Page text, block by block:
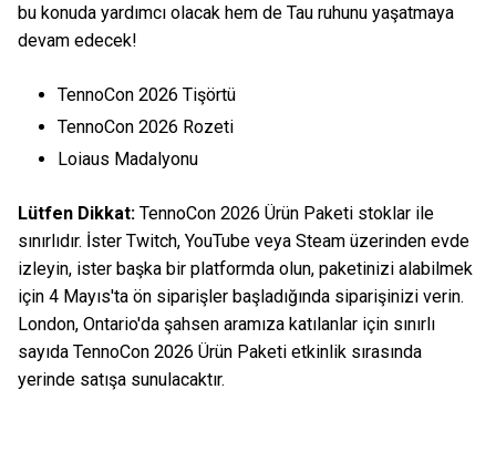
bu konuda yardımcı olacak hem de Tau ruhunu yaşatmaya
devam edecek!
TennoCon 2026 Tişörtü
TennoCon 2026 Rozeti
Loiaus Madalyonu
Lütfen Dikkat: TennoCon 2026 Ürün Paketi stoklar ile
sınırlıdır. İster Twitch, YouTube veya Steam üzerinden evde
izleyin, ister başka bir platformda olun, paketinizi alabilmek
için 4 Mayıs'ta ön siparişler başladığında siparişinizi verin.
London, Ontario'da şahsen aramıza katılanlar için sınırlı
sayıda TennoCon 2026 Ürün Paketi etkinlik sırasında
yerinde satışa sunulacaktır.